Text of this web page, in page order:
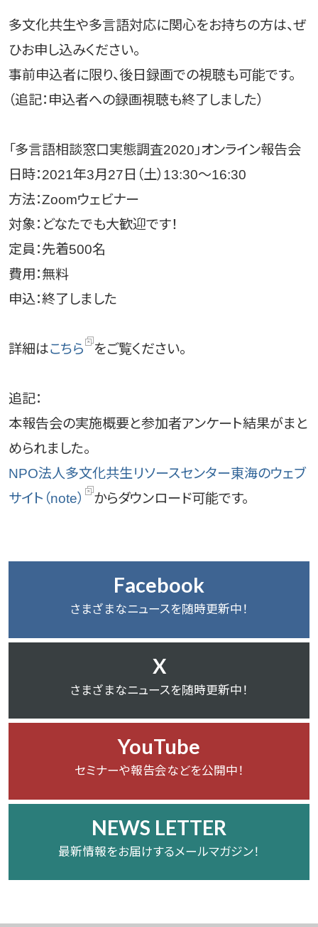
多文化共生や多言語対応に関心をお持ちの方は、ぜ
ひお申し込みください。
事前申込者に限り、後日録画での視聴も可能です。
（追記：申込者への録画視聴も終了しました）
「多言語相談窓口実態調査2020」オンライン報告会
日時：2021年3月27日（土）13:30〜16:30
方法：Zoomウェビナー
対象：どなたでも大歓迎です！
定員：先着500名
費用：無料
申込：終了しました
詳細はこちら をご覧ください。
追記：
本報告会の実施概要と参加者アンケート結果がまと
められました。
NPO法人多文化共生リソースセンター東海のウェブ
サイト（note）
からダウンロード可能です。
Facebook
さまざまなニュースを随時更新中！
X
さまざまなニュースを随時更新中！
YouTube
セミナーや報告会などを公開中！
NEWS LETTER
最新情報をお届けするメールマガジン！